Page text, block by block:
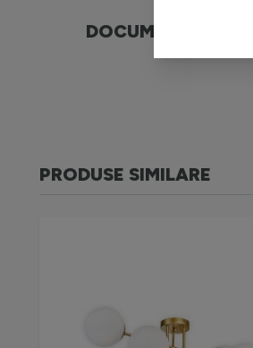
DOCUMENTE
PRODUSE SIMILARE